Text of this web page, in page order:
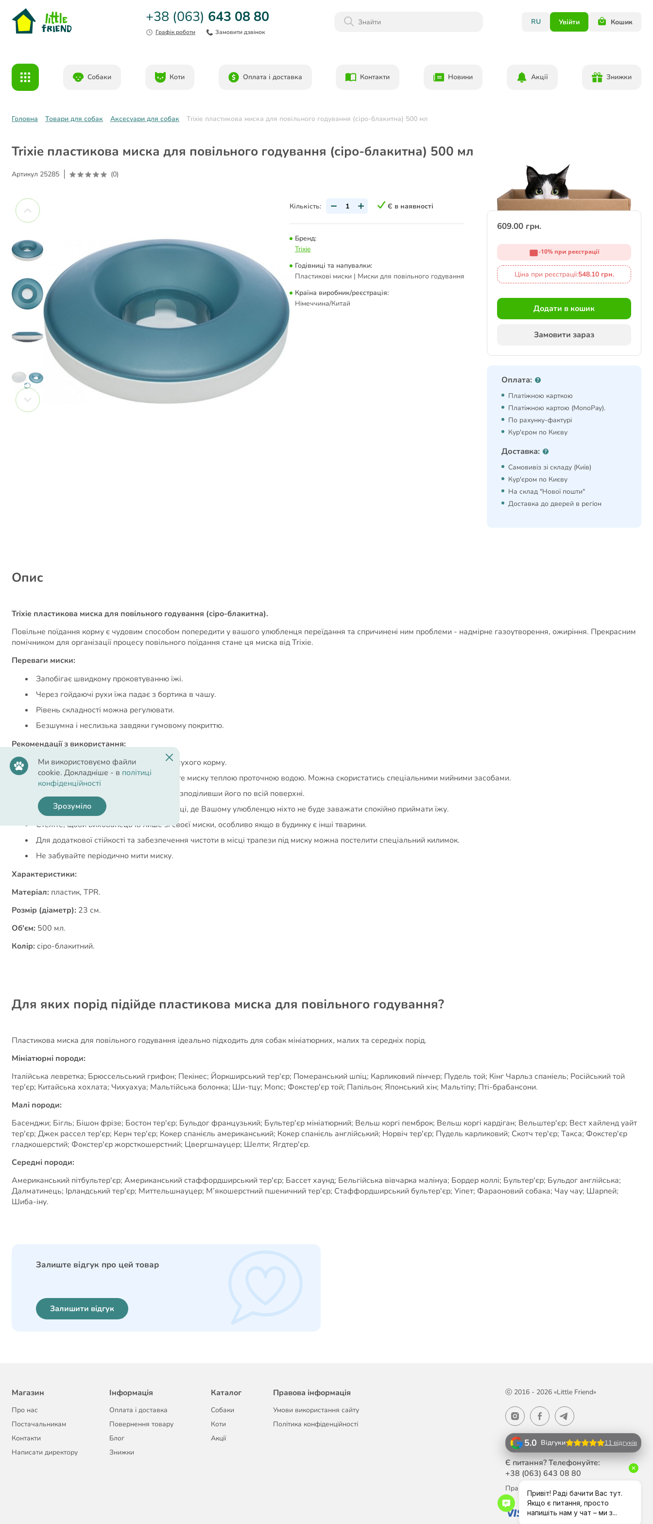
Даруємо 1000гр на бонусний рахунок при реєстрації!)
+38 (063) 643 08 80
Графік роботи Замовити дзвінок
RU Увійти Кошик
Собаки Коти Оплата і доставка Контакти Новини Акції Знижки
Головна Товари для собак Аксесуари для собак Trixie пластикова миска для повільного годування (сіро-блакитна) 500 мл
Trixie пластикова миска для повільного годування (сіро-блакитна) 500 мл
Артикул 25285 (0)
Кількість: Є в наявності
Бренд:
Trixie
Годівниці та напувалки:
Пластикові миски | Миски для повільного годування
Країна виробник/реєстрація:
Німеччина/Китай
609.00 грн.
-10% при реєстрації
Ціна при реєстрації:548.10 грн.
Додати в кошик
Замовити зараз
Оплата:
Платіжною карткою
Платіжною картою (MonoPay).
По рахунку-фактурі
Кур'єром по Києву
Доставка:
Самовивіз зі складу (Київ)
Кур'єром по Києву
На склад "Нової пошти"
Доставка до дверей в регіон
Опис
Trixie пластикова миска для повільного годування (сіро-блакитна).
Повільне поїдання корму є чудовим способом попередити у вашого улюбленця переїдання та спричинені ним проблеми - надмірне газоутворення, ожиріння. Прекрасним
помічником для організації процесу повільного поїдання стане ця миска від Trixie.
Переваги миски:
Запобігає швидкому проковтуванню їжі.
Через гойдаючі рухи їжа падає з бортика в чашу.
Рівень складності можна регулювати.
Безшумна і неслизька завдяки гумовому покриттю.
Рекомендації з використання:
Рекомендується використовувати для сухого корму.
Перед першим використанням промийте миску теплою проточною водою. Можна скористатись спеціальними мийними засобами.
Заповніть миску кормом, рівномірно розподіливши його по всій поверхні.
Миску краще розташувати в такому місці, де Вашому улюбленцю ніхто не буде заважати спокійно приймати їжу.
Стежте, щоби вихованець їв лише зі своєї миски, особливо якщо в будинку є інші тварини.
Для додаткової стійкості та забезпечення чистоти в місці трапези під миску можна постелити спеціальний килимок.
Не забувайте періодично мити миску.
Характеристики:
Матеріал: пластик, TPR.
Розмір (діаметр): 23 см.
Об'єм: 500 мл.
Колір: сіро-блакитний.
Для яких порід підійде пластикова миска для повільного годування?
Пластикова миска для повільного годування ідеально підходить для собак мініатюрних, малих та середніх порід.
Мініатюрні породи:
Італійська левретка; Брюссельський грифон; Пекінес; Йоркширський тер'єр; Померанський шпіц; Карликовий пінчер; Пудель той; Кінг Чарльз спаніель; Російський той
тер'єр; Китайська хохлата; Чихуахуа; Мальтійська болонка; Ши-тцу; Мопс; Фокстер'єр той; Папільон; Японський хін; Мальтіпу; Пті-брабансони.
Малі породи:
Басенджи; Бігль; Бішон фрізе; Бостон тер'єр; Бульдог французький; Бультер'єр мініатюрний; Вельш коргі пемброк; Вельш коргі кардіган; Вельштер'єр; Вест хайленд уайт
тер'єр; Джек рассел тер'єр; Керн тер'єр; Кокер спанієль американський; Кокер спанієль англійський; Норвіч тер'єр; Пудель карликовий; Скотч тер'єр; Такса; Фокстер'єр
гладкошерстий; Фокстер'єр жорсткошерстний; Цвергшнауцер; Шелти; Ягдтер'єр.
Середні породи:
Американський пітбультер'єр; Американський стаффордширський тер'єр; Бассет хаунд; Бельгійська вівчарка малінуа; Бордер коллі; Бультер'єр; Бульдог англійська;
Далматинець; Ірландський тер'єр; Миттельшнауцер; М’якошерстний пшеничний тер'єр; Стаффордширський бультер'єр; Уіпет; Фараоновий собака; Чау чау; Шарпей;
Шиба-іну.
Залиште відгук про цей товар
Залишити відгук
Магазин
Про нас
Постачальникам
Контакти
Написати директору
Інформація
Оплата і доставка
Повернення товару
Блог
Знижки
Каталог
Собаки
Коти
Акції
Правова інформація
Умови використання сайту
Політика конфіденційності
ⓒ 2016 - 2026 «Little Friend»
5.0 Відгуки 11 відгуків
Є питання? Телефонуйте:
+38 (063) 643 08 80
Працюємо Пн-Пт з 10:00 до 18:00
Ми використовуємо файли
cookie. Докладніше - в політиці
конфіденційності
Зрозуміло